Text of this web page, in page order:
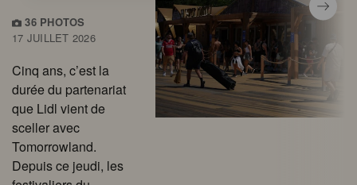
36 PHOTOS
17 JUILLET 2026
Cinq ans, c’est la
durée du partenariat
que Lidl vient de
sceller avec
Tomorrowland.
Depuis ce jeudi, les